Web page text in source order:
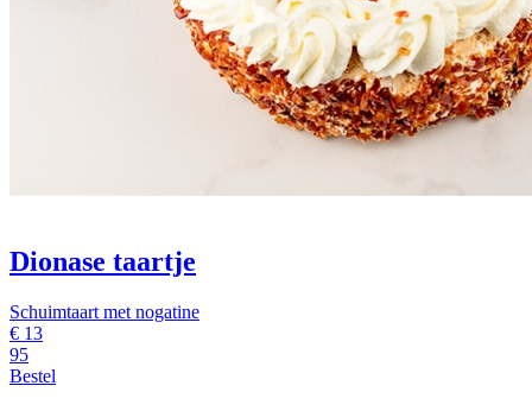
Dionase taartje
Schuimtaart met nogatine
€ 13
95
Bestel